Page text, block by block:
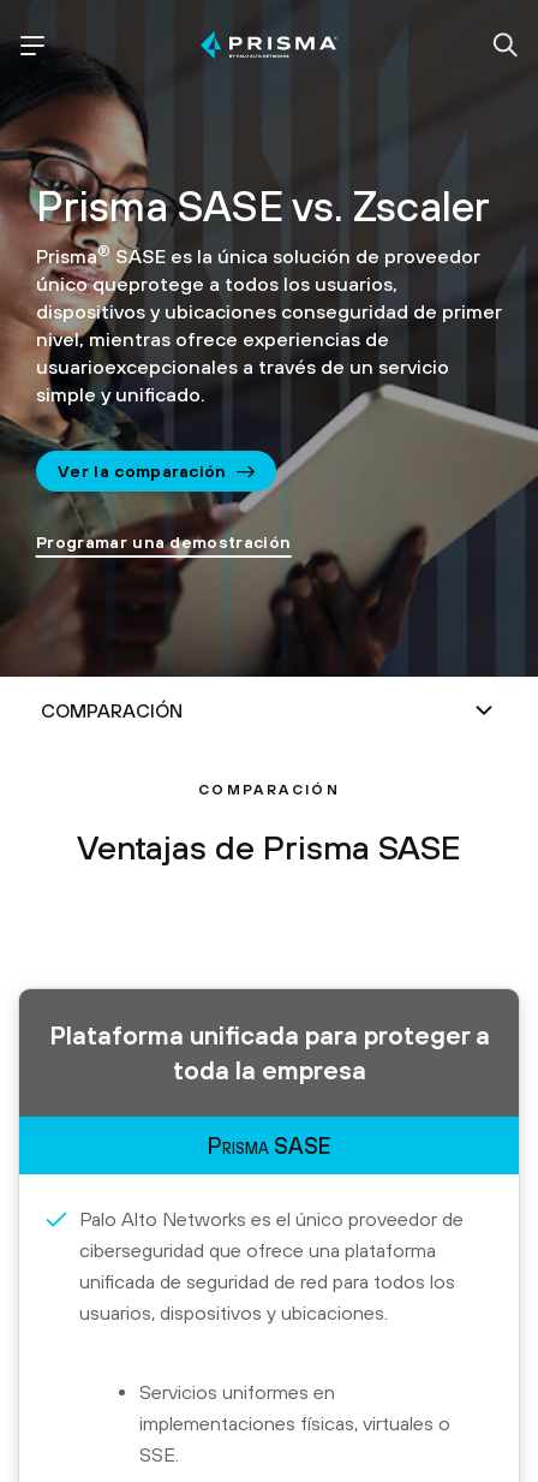
Prisma SASE vs. Zscaler
Prisma® SASE es la única solución de proveedor
único queprotege a todos los usuarios,
dispositivos y ubicaciones conseguridad de primer
nivel, mientras ofrece experiencias de
usuarioexcepcionales a través de un servicio
simple y unificado.
Ver la comparación
Programar una demostración
COMPARACIÓN
Ventajas de Prisma SASE
Plataforma unificada para proteger a
toda la empresa
Prisma SASE
Palo Alto Networks es el único proveedor de
ciberseguridad que ofrece una plataforma
unificada de seguridad de red para todos los
usuarios, dispositivos y ubicaciones.
Servicios uniformes en
implementaciones físicas, virtuales o
SSE.